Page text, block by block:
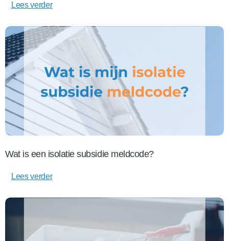
Lees verder
Wat is een isolatie subsidie meldcode?
Lees verder